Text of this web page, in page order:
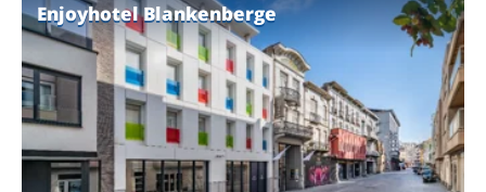
Enjoyhotel Blankenberge